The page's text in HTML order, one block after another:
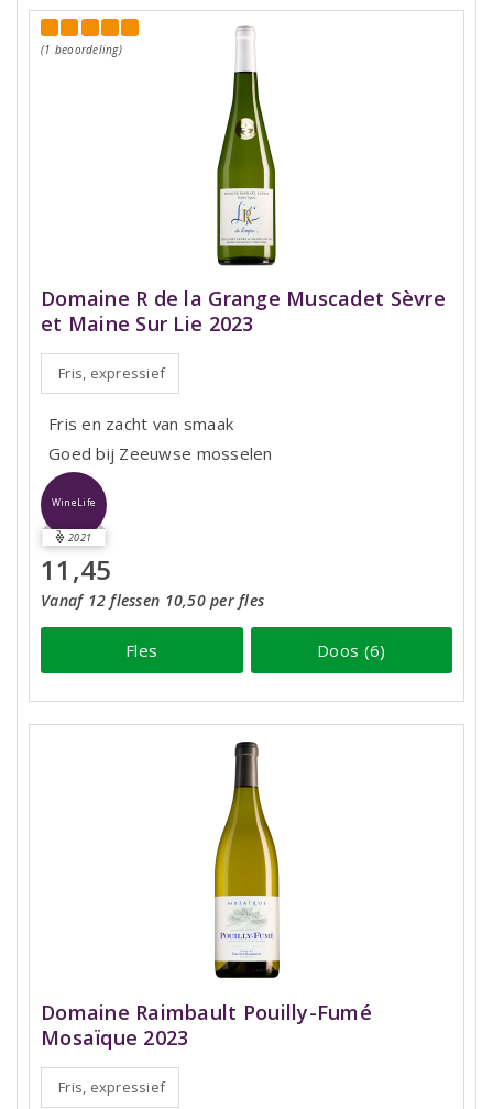
(1 beoordeling)
Domaine R de la Grange Muscadet Sèvre
et Maine Sur Lie 2023
Fris, expressief
Fris en zacht van smaak
Goed bij Zeeuwse mosselen
WineLife
2021
11,45
Vanaf 12 flessen 10,50 per fles
Fles Doos (6)
Domaine Raimbault Pouilly-Fumé
Mosaïque 2023
Fris, expressief